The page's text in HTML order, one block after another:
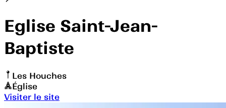
Eglise Saint-Jean-
Baptiste
Les Houches
Église
Visiter le site